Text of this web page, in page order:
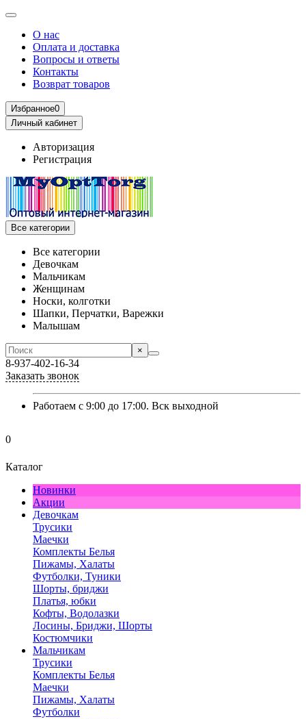
О нас
Оплата и доставка
Вопросы и ответы
Контакты
Возврат товаров
Избранное0
Личный кабинет
Авторизация
Регистрация
Все категории
Все категории
Девочкам
Мальчикам
Женщинам
Носки, колготки
Шапки, Перчатки, Варежки
Малышам
×
8-937-402-16-34
Заказать звонок
Работаем с 9:00 до 17:00. Вск выходной
0
Каталог
Новинки
Акции
Девочкам
Трусики
Маечки
Комплекты Белья
Пижамы, Халаты
Футболки, Туники
Шорты, бриджи
Платья, юбки
Кофты, Водолазки
Лосины, Бриджи, Шорты
Костюмчики
Мальчикам
Трусики
Комплекты Белья
Маечки
Пижамы, Халаты
Футболки